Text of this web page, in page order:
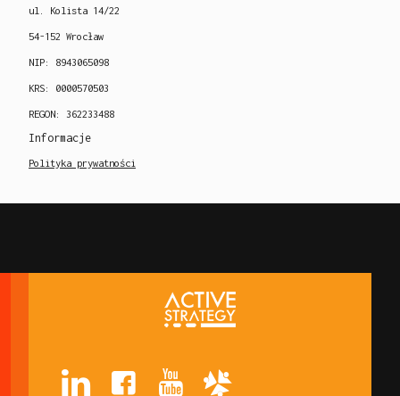
ul. Kolista 14/22
54-152 Wrocław
NIP: 8943065098
KRS: 0000570503
REGON: 362233488
Informacje
Polityka prywatności